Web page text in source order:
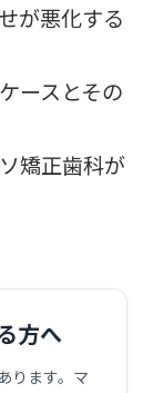
が悪化する
ースとその
矯正歯科が
方へ
ります。マ